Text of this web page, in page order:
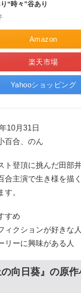
“時々”谷あり
Amazon
楽天市場
Yahooショッピング
10月31日
百合、のん
ト登頂に挑んだ田部
合主演で生き様を描
す。
すめ
ィクションが好きな人
リーに興味がある人
向日葵』の原作